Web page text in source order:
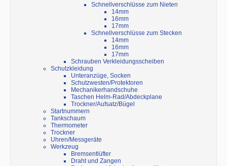
Schnellverschlüsse zum Nieten
14mm
16mm
17mm
Schnellverschlüsse zum Stecken
14mm
16mm
17mm
Schrauben Verkleidungsscheiben
Schutzkleidung
Unteranzüge, Socken
Schutzwesten/Protektoren
Mechanikerhandschuhe
Taschen Helm-Rad/Abdeckplane
Trockner/Aufsatz/Bügel
Startnummern
Tankschaum
Thermometer
Trockner
Uhren/Messgeräte
Werkzeug
Bremsentlüfter
Draht und Zangen